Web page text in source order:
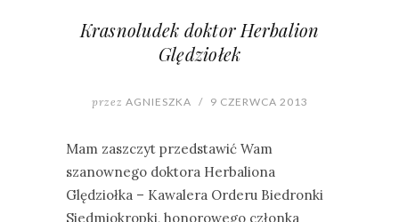
Krasnoludek doktor Herbalion
Ględziołek
przez AGNIESZKA / 9 CZERWCA 2013
Mam zaszczyt przedstawić Wam
szanownego doktora Herbaliona
Ględziołka – Kawalera Orderu Biedronki
Siedmiokropki, honorowego członka